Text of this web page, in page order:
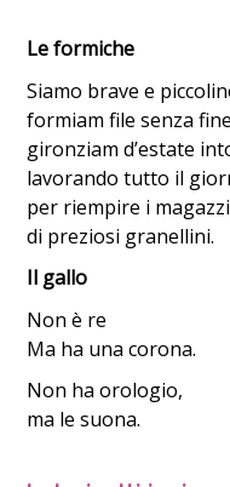
Le formiche
Siamo brave e
formiam file senza
gironziam d’estate
lavorando tutto il
per riempire i
di preziosi granellini.
Il gallo
Non è re
Ma ha una corona.
Non ha orologio,
ma le suona.